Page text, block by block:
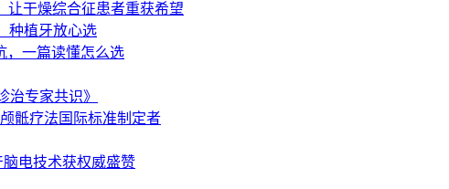
让干燥综合征患者重获希望
种植牙放心选
，一篇读懂怎么选
治专家共识》
骶疗法国际标准制定者
电技术获权威盛赞